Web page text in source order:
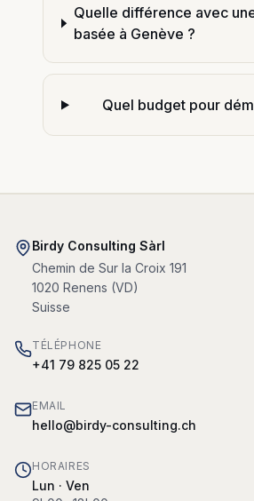
Quelle différence avec
basée à Genève ?
Quel budget pour
Birdy Consulting Sàrl
Chemin de Sur la Croix 191
1020 Renens (VD)
Suisse
TÉLÉPHONE
+41 79 825 05 22
EMAIL
hello@birdy-consulting.ch
HORAIRES
Lun · Ven